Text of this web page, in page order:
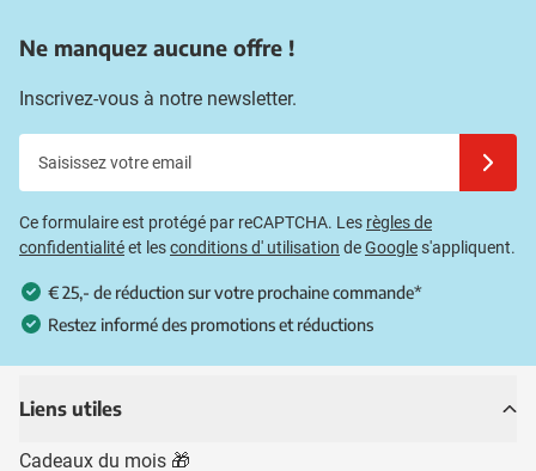
Ne manquez aucune offre !
Inscrivez-vous à notre newsletter.
Ce formulaire est protégé par reCAPTCHA. Les règles de
confidentialitéet lesconditions d' utilisation deGoogles'appliquent.
€ 25,- de réduction sur votre prochaine commande*
Restez informé des promotions et réductions
Liens utiles
Cadeaux du mois 🎁